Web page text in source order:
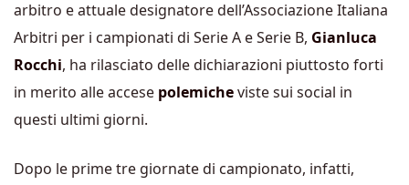
arbitro e attuale designatore dell’Associazione Italiana
Arbitri per i campionati di Serie A e Serie B, Gianluca
Rocchi, ha rilasciato delle dichiarazioni piuttosto forti
in merito alle accese polemicheviste sui social in
questi ultimi giorni.
Dopo le prime tre giornate di campionato, infatti,